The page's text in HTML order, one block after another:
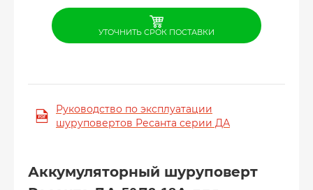
УТОЧНИТЬ СРОК ПОСТАВКИ
Руководство по эксплуатации
шуруповертов Ресанта серии ДА
Аккумуляторный шуруповерт